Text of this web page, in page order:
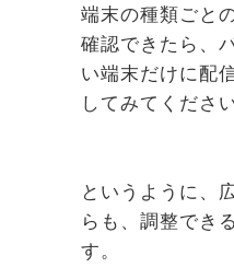
端末の種類ごと
確認できたら、
い端末だけに配
してみてください
というように、
らも、調整でき
す。